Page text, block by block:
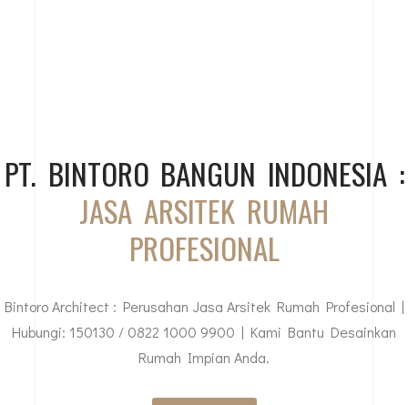
PT. BINTORO BANGUN INDONESIA :
JASA ARSITEK RUMAH
PROFESIONAL
Bintoro Architect : Perusahan Jasa Arsitek Rumah Profesional |
Hubungi: 150130 / 0822 1000 9900 | Kami Bantu Desainkan
Rumah Impian Anda.